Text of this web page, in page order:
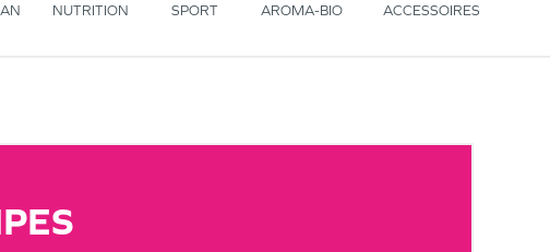
NUTRITION
SPORT
AROMA-BIO
ACCESSOIRES